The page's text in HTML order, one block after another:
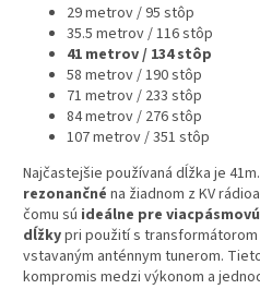
29 metrov / 95 stôp
35.5 metrov / 116 stôp
41 metrov / 134 stôp
58 metrov / 190 stôp
71 metrov / 233 stôp
84 metrov / 276 stôp
107 metrov / 351 stôp
Najčastejšie používaná dĺžka je
rezonančné na žiadnom z KV
čomu sú ideálne pre
dĺžkypri použití s transformátorom
vstavaným anténnym tunerom.
kompromis medzi výkonom a